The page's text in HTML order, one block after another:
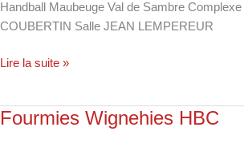
Handball Maubeuge Val de Sambre
COUBERTIN Salle JEAN LEMPEREUR
Sambre
Lire la suite »
Fourmies Wignehies HBC
Fourmies